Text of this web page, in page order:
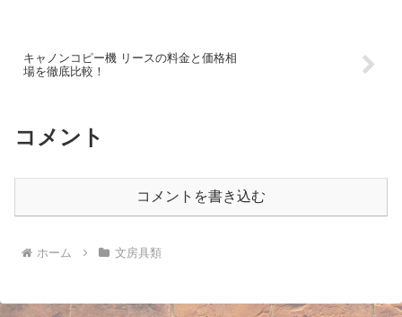
キャノンコピー機 リースの料金と価格相
場を徹底比較！
コメント
コメントを書き込む
ホーム 文房具類